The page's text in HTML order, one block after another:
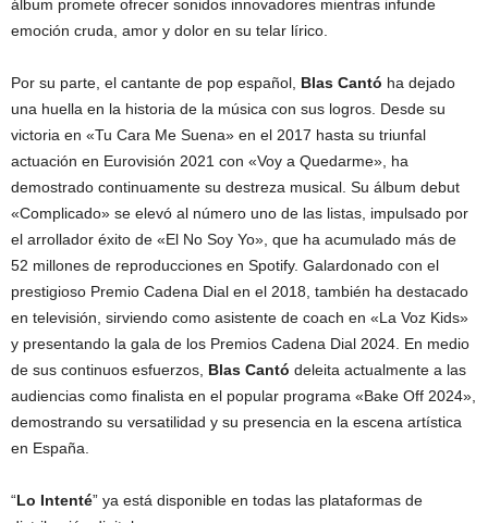
álbum promete ofrecer sonidos innovadores mientras infunde
emoción cruda, amor y dolor en su telar lírico.
Por su parte, el cantante de pop español, Blas Cantó ha dejado
una huella en la historia de la música con sus logros. Desde su
victoria en «Tu Cara Me Suena» en el 2017 hasta su triunfal
actuación en Eurovisión 2021 con «Voy a Quedarme», ha
demostrado continuamente su destreza musical. Su álbum debut
«Complicado» se elevó al número uno de las listas, impulsado por
el arrollador éxito de «El No Soy Yo», que ha acumulado más de
52 millones de reproducciones en Spotify. Galardonado con el
prestigioso Premio Cadena Dial en el 2018, también ha destacado
en televisión, sirviendo como asistente de coach en «La Voz Kids»
y presentando la gala de los Premios Cadena Dial 2024. En medio
de sus continuos esfuerzos, Blas Cantó deleita actualmente a las
audiencias como finalista en el popular programa «Bake Off 2024»,
demostrando su versatilidad y su presencia en la escena artística
en España.
“Lo Intenté” ya está disponible en todas las plataformas de